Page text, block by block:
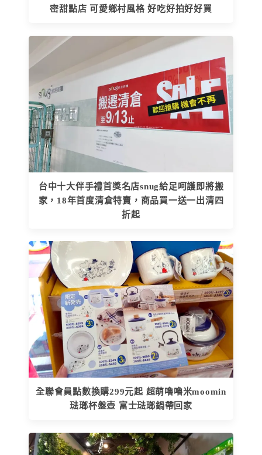
密甜點店 可愛鄉村風格 好吃好拍好好買
台中十大伴手禮首獎名店snug給足呵護即將搬
家，18年首度清倉特賣，商品買一送一出清四
折起
全聯會員點數換購299元起 超萌嚕嚕米moomin
琺瑯杯盤壺 富士琺瑯鍋帶回家